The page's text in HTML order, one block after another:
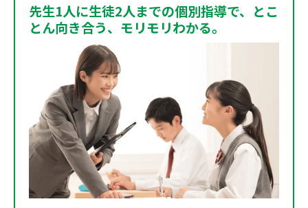
先生1人に生徒2人までの個別指導で、とこ
とん向き合う、モリモリわかる。